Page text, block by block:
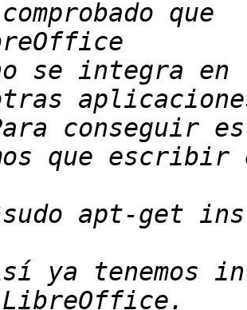
se integra
conseguir
ya tenemos